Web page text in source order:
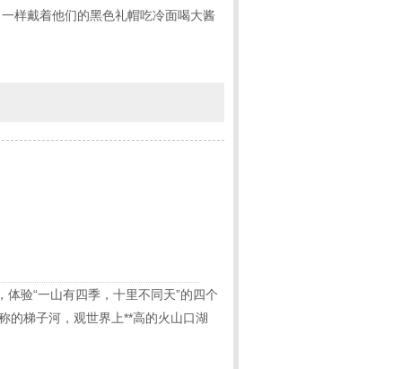
样戴着他们的黑色礼帽吃冷面喝大酱
验“一山有四季，十里不同天”的四个
的梯子河，观世界上**高的火山口湖